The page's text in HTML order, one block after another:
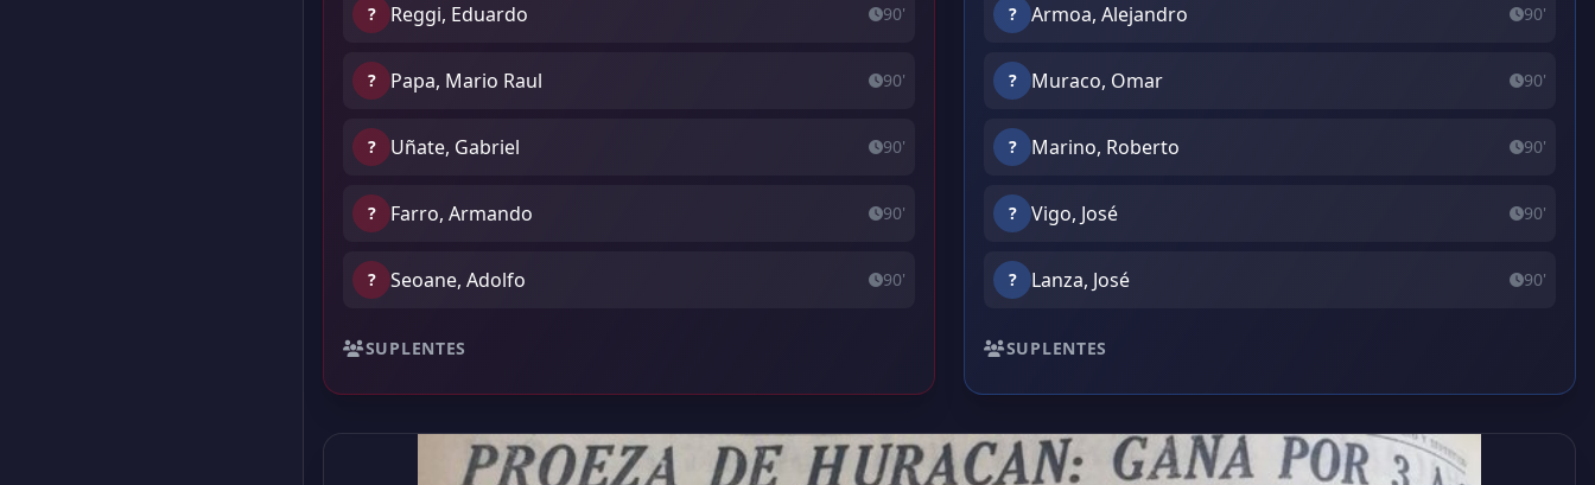
? Reggi, Eduardo 90'
? Papa, Mario Raul 90'
? Uñate, Gabriel 90'
? Farro, Armando 90'
? Seoane, Adolfo 90'
SUPLENTES
? Armoa, Alejandro 90'
? Muraco, Omar 90'
? Marino, Roberto 90'
? Vigo, José 90'
? Lanza, José 90'
SUPLENTES